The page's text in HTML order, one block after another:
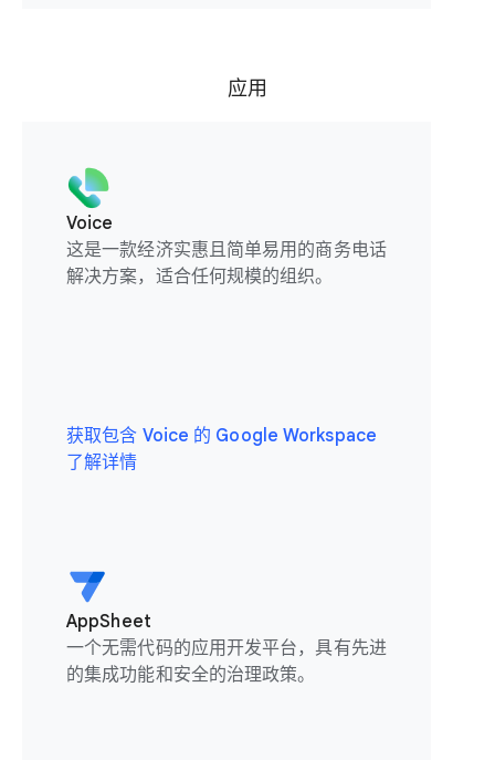
应用
Voice
这是一款经济实惠且简单易用的商务电话
解决方案，适合任何规模的组织。
获取包含 Voice 的 Google Workspace
了解详情
AppSheet
一个无需代码的应用开发平台，具有先进
的集成功能和安全的治理政策。